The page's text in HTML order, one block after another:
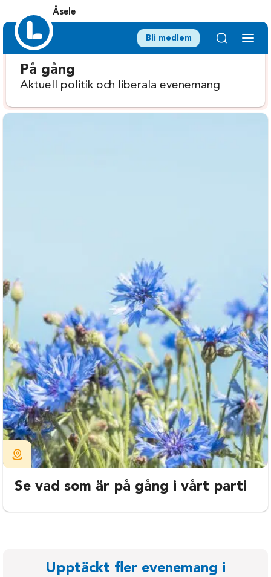
Åsele
Bli medlem
På gång
Aktuell politik och liberala evenemang
Se vad som är på gång i vårt parti
Upptäckt fler evenemang i